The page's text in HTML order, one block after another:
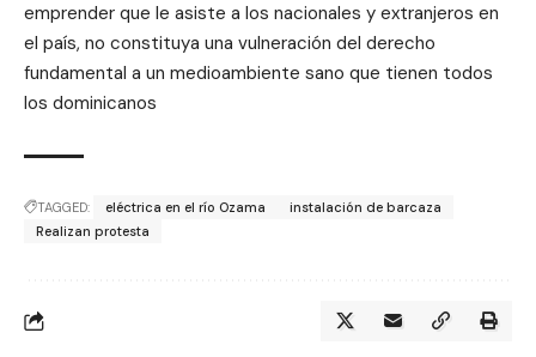
emprender que le asiste a los nacionales y extranjeros en
el país, no constituya una vulneración del derecho
fundamental a un medioambiente sano que tienen todos
los dominicanos
TAGGED: eléctrica en el río Ozama
instalación de barcaza
Realizan protesta